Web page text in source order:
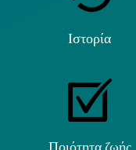
Ιστορία
Ποιότητα ζωής